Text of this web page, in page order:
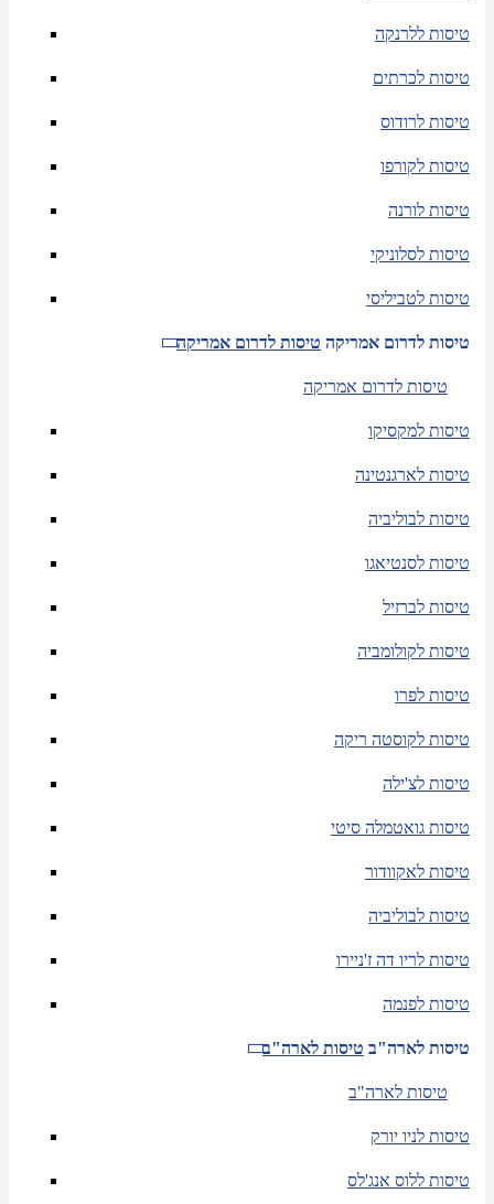
טיסות ללרנקה
טיסות לכרתים
טיסות לרודוס
טיסות לקורפו
טיסות לורנה
טיסות לסלוניקי
טיסות לטביליסי
טיסות לדרום אמריקה טיסות לדרום אמריקה
טיסות לדרום אמריקה
טיסות למקסיקו
טיסות לארגנטינה
טיסות לבוליביה
טיסות לסנטיאגו
טיסות לברזיל
טיסות לקולומביה
טיסות לפרו
טיסות לקוסטה ריקה
טיסות לצ'ילה
טיסות גואטמלה סיטי
טיסות לאקוודור
טיסות לבוליביה
טיסות לריו דה ז'ניירו
טיסות לפנמה
טיסות לארה"ב טיסות לארה"ב
טיסות לארה"ב
טיסות לניו יורק
טיסות ללוס אנג'לס